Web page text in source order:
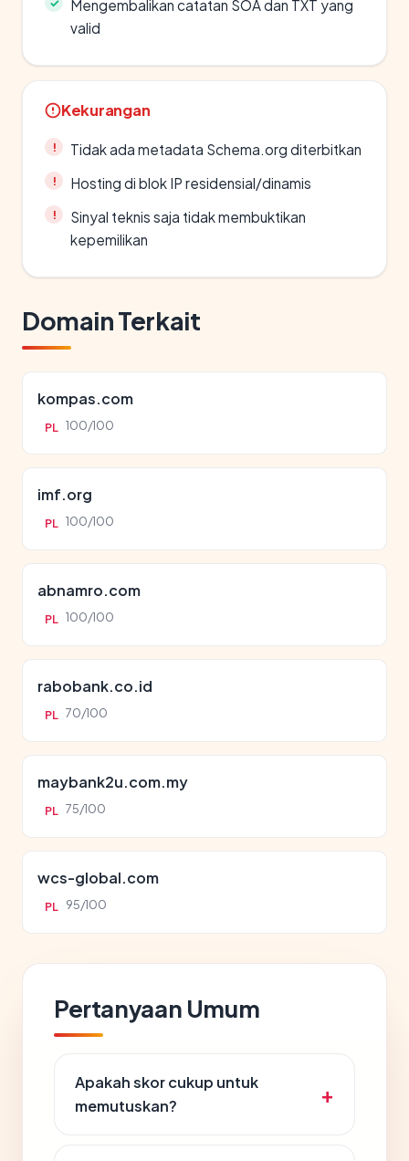
Mengembalikan catatan SOA dan TXT yang
valid
Kekurangan
Tidak ada metadata Schema.org diterbitkan
Hosting di blok IP residensial/dinamis
Sinyal teknis saja tidak membuktikan
kepemilikan
Domain Terkait
kompas.com
PL 100/100
imf.org
PL 100/100
abnamro.com
PL 100/100
rabobank.co.id
PL 70/100
maybank2u.com.my
PL 75/100
wcs-global.com
PL 95/100
Pertanyaan Umum
Apakah skor cukup untuk
memutuskan?